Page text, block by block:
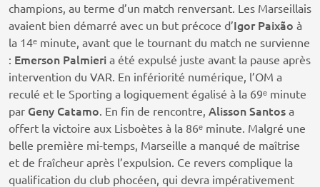
champions, au terme d’un match renversant. Les Marseillais
avaient bien démarré avec un but précoce d’Igor Paixão à
la 14ᵉ minute, avant que le tournant du match ne survienne
: Emerson Palmieri a été expulsé juste avant la pause après
intervention du VAR. En infériorité numérique, l’OM a
reculé et le Sporting a logiquement égalisé à la 69ᵉ minute
par Geny Catamo. En fin de rencontre, Alisson Santos a
offert la victoire aux Lisboètes à la 86ᵉ minute. Malgré une
belle première mi-temps, Marseille a manqué de maîtrise
et de fraîcheur après l’expulsion. Ce revers complique la
qualification du club phocéen, qui devra impérativement